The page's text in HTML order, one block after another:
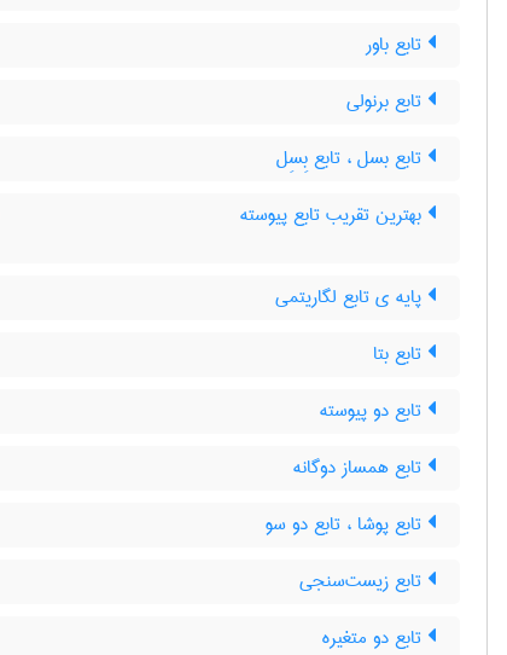
تابع باور
تابع برنولی
تابع بسل ، تابع بِسِل
بهترین تقریب تابع پیوسته
پایه ی تابع لگاریتمی
تابع بتا
تابع دو پیوسته
تابع همساز دوگانه
تابع پوشا ، تابع دو سو
تابع زیست‌سنجی
تابع دو متغیره